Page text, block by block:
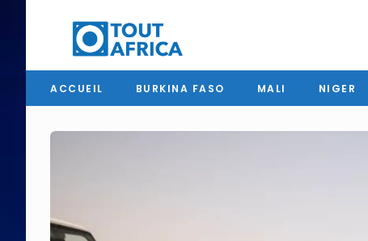
ACCUEIL BURKINA FASO MALI NIGER